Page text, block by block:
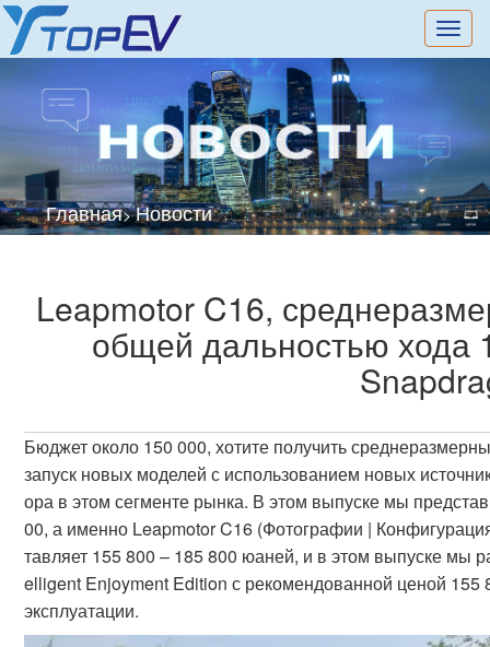
切
换
Главная>Новости
Leapmotor C16,
общей дальностью
Бюджет около 150 000, хотите получить
запуск новых моделей с использованием новых
ора в этом сегменте рынка. В этом выпуске мы
00, а именно Leapmotor C16 (Фотографии |
тавляет 155 800 – 185 800 юаней, и в этом выпуске мы
elligent Enjoyment Edition с рекомендованной ценой 155
эксплуатации.